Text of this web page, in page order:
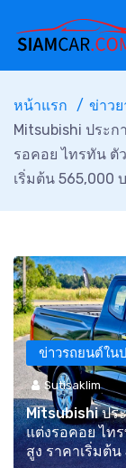
หน้าแรก ข่าว
Mitsubishi ประ
รอคอย ไทรทัน ตั
เริ่มต้น 565,000
ข่าวรถยนต์ใน
Sutisaklim
Mitsubishi ปร
แต่งรอคอย ไท
สูง ราคาเริ่มต้